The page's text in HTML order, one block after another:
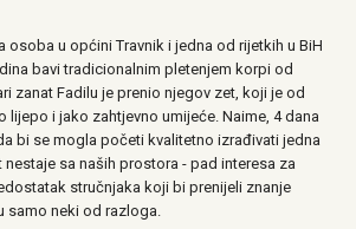
osoba u općini Travnik i jedna od rijetkih u BiH
bavi tradicionalnim pletenjem korpi od
zanat Fadilu je prenio njegov zet, koji je od
lijepo i jako zahtjevno umijeće. Naime, 4 dana
bi se mogla početi kvalitetno izrađivati jedna
nestaje sa naših prostora - pad interesa za
stručnjaka koji bi prenijeli znanje
samo neki od razloga.